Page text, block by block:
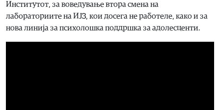
Институтот, за воведување втора смена на
лабораториите на ИЈЗ, кои досега не работеле, како и за
нова линија за психолошка поддршка за адолесценти.